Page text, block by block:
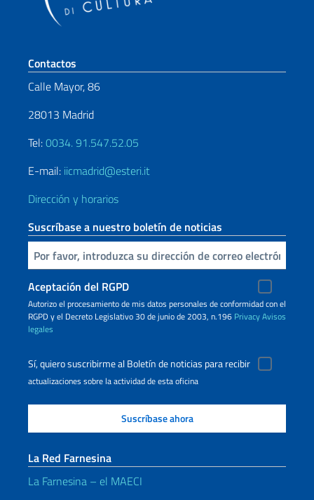
Sezione footer
Contactos
Calle Mayor, 86
28013 Madrid
Tel:0034. 91.547.52.05
E-mail: iicmadrid@esteri.it
Dirección y horarios
Suscríbase a nuestro boletín de noticias
Inserta tu correo electronico
Aceptación del RGPD
Autorizo ​​el procesamiento de mis datos personales de conformidad con el
RGPD y el Decreto Legislativo 30 de junio de 2003, n.196 PrivacyAvisos
legales
Sí, quiero suscribirme al Boletín de noticias para recibir
actualizaciones sobre la actividad de esta oficina
La Red Farnesina
La Farnesina – el MAECI